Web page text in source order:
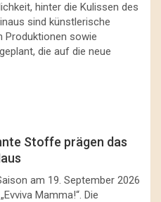
hinter die Kulissen des
sind künstlerische
Produktionen sowie
die auf die neue
Stoffe prägen das
am 19. September 2026
Mamma!“. Die